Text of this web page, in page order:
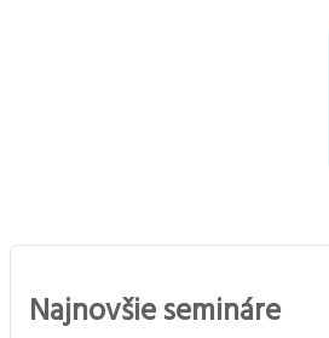
Najnovšie semináre